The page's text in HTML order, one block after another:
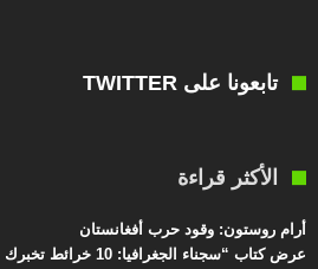
تابعونا على TWITTER
الأكثر قراءة
أرام روستون: وقود حرب أفغانستان
عرض كتاب “سجناء